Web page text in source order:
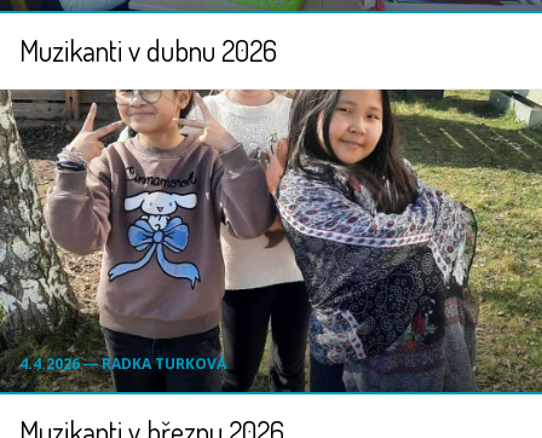
Muzikanti v dubnu 2026
4.4.2026 ― RADKA TURKOVÁ